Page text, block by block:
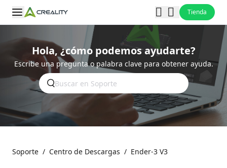
Tienda
Hola, ¿cómo podemos ayudarte?
Escribe una pregunta o palabra clave para obtener ayuda.
Soporte / Centro de Descargas / Ender-3 V3